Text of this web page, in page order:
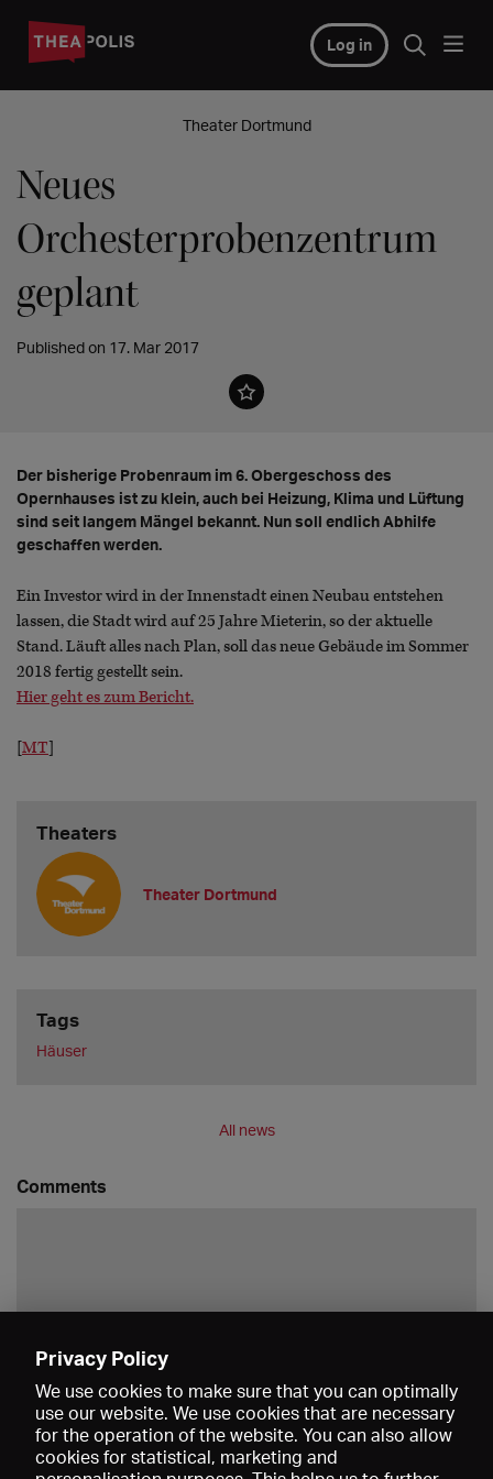
Log in
Theater Dortmund
Neues
Orchesterprobenzentrum
geplant
Published on 17. Mar 2017
Der bisherige Probenraum im 6. Obergeschoss des
Opernhauses ist zu klein, auch bei Heizung, Klima und Lüftung
sind seit langem Mängel bekannt. Nun soll endlich Abhilfe
geschaffen werden.
Ein Investor wird in der Innenstadt einen Neubau entstehen
lassen, die Stadt wird auf 25 Jahre Mieterin, so der aktuelle
Stand. Läuft alles nach Plan, soll das neue Gebäude im Sommer
2018 fertig gestellt sein.
Hier geht es zum Bericht.
[MT]
Theaters
Theater Dortmund
Tags
Häuser
All news
Comments
Privacy Policy
We use cookies to make sure that you can optimally
use our website. We use cookies that are necessary
for the operation of the website. You can also allow
cookies for statistical, marketing and